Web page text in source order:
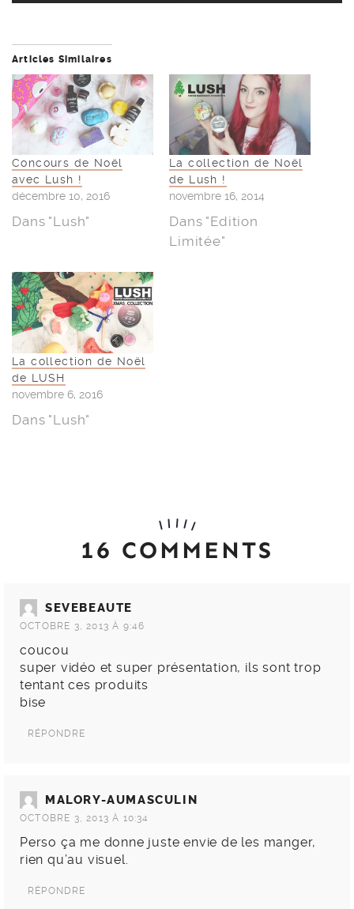
Articles Similaires
Concours de Noël
avec Lush !
décembre 10, 2016
Dans "Lush"
La collection de Noël
de Lush !
novembre 16, 2014
Dans "Edition
Limitée"
La collection de Noël
de LUSH
novembre 6, 2016
Dans "Lush"
16 COMMENTS
SEVEBEAUTE
OCTOBRE 3, 2013 À 9:46
coucou
super vidéo et super présentation, ils sont trop
tentant ces produits
bise
RÉPONDRE
MALORY-AUMASCULIN
OCTOBRE 3, 2013 À 10:34
Perso ça me donne juste envie de les manger,
rien qu’au visuel.
RÉPONDRE